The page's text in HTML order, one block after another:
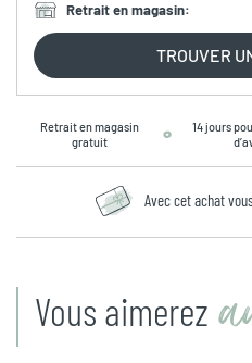
Retrait en magasin:
TROUVER
Retrait en magasin
gratuit
14 jours
Avec cet achat
Vous aimerez